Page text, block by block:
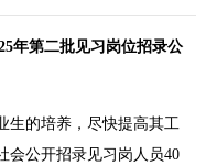
年第二批见习岗位招录公
生的培养，尽快提高其工
会公开招录见习岗人员40